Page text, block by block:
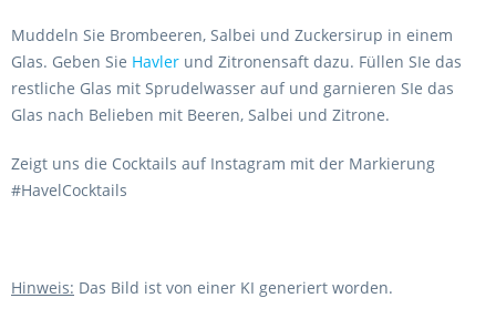
Muddeln Sie Brombeeren, Salbei und Zuckersirup in einem
Glas. Geben Sie Havler und Zitronensaft dazu. Füllen SIe das
restliche Glas mit Sprudelwasser auf und garnieren SIe das
Glas nach Belieben mit Beeren, Salbei und Zitrone.
Zeigt uns die Cocktails auf Instagram mit der Markierung
#HavelCocktails
Hinweis: Das Bild ist von einer KI generiert worden.